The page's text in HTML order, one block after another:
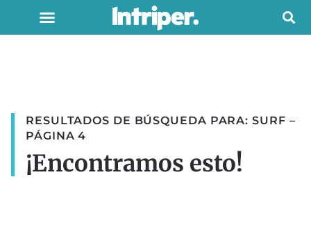
RESULTADOS DE BÚSQUEDA PARA: SURF –
PÁGINA 4
¡Encontramos esto!